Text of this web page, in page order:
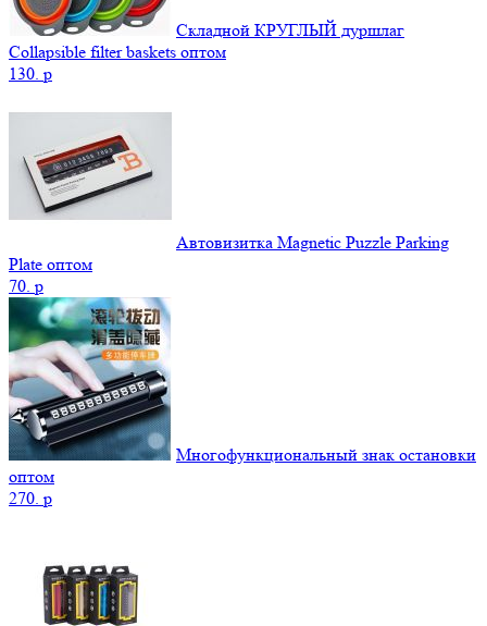
Складной КРУГЛЫЙ дуршлаг
Collapsible filter baskets оптом
130. p
Автовизитка Magnetic Puzzle Parking
Plate оптом
70. p
Многофункциональный знак остановки
оптом
270. p